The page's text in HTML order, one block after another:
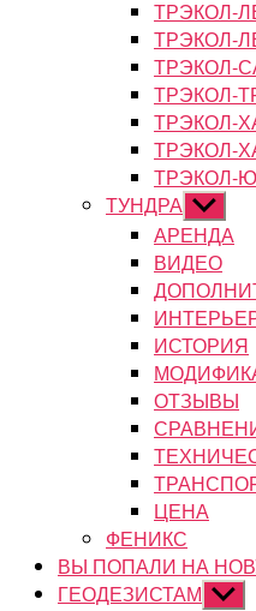
ТРЭКОЛ-
ТРЭКОЛ-
ТРЭКОЛ-
ТРЭКОЛ-
ТРЭКОЛ-
ТРЭКОЛ-
ТРЭКОЛ-
ТУНДРА
подменю
АРЕНДА
ВИДЕО
ИСТОРИЯ
ОТЗЫВЫ
ЦЕНА
ФЕНИКС
ВЫ ПОПАЛИ НА
ГЕОДЕЗИСТАМ